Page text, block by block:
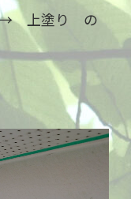
上塗り の